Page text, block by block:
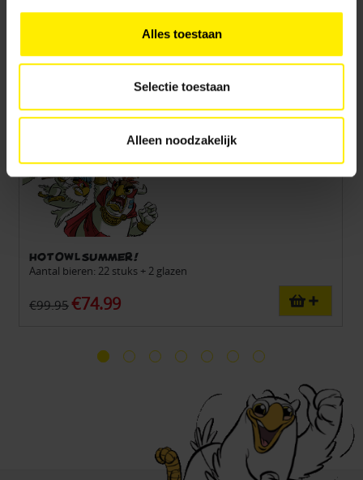
doelen. Je kunt je keuze achteraf altijd aanpassen of
intrekken via hetcookiebeleid(vindbaar onderaan de
Alles toestaan
Selectie toestaan
Alleen noodzakelijk
Hot Owl Summer!
Aantal bieren: 22 stuks + 2 glazen
€99.95€74.99